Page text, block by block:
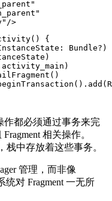
/>
()
{
: Bundle?)
)
activity_main )
()
(). add (R
作都必须通过事务来完
相关操作。
栈中存放着这些事务。
管理，而非像
对 Fragment 一无所